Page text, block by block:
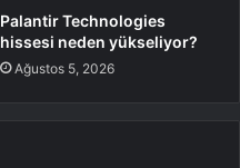
Palantir Technologies
hissesi neden yükseliyor?
Ağustos 5, 2026